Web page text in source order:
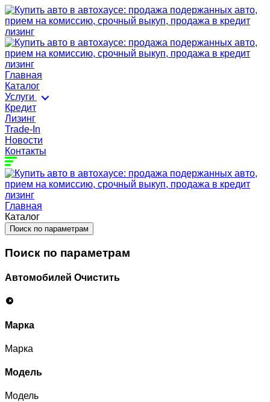
Главная
Каталог
Услуги
Кредит
Лизинг
Trade-In
Новости
Контакты
Главная
Каталог
Поиск по параметрам
Поиск по параметрам
Автомобилей Очистить
Марка
Марка
Модель
Модель